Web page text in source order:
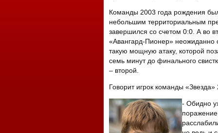
Команды 2003 года рождения
небольшим территориальным
завершился со счетом 0:0. А во
«Авангард-Пионер» неожиданно
такую мощную атаку, которой
семь минут до финального
– второй.
Говорит игрок команды
- Обидно